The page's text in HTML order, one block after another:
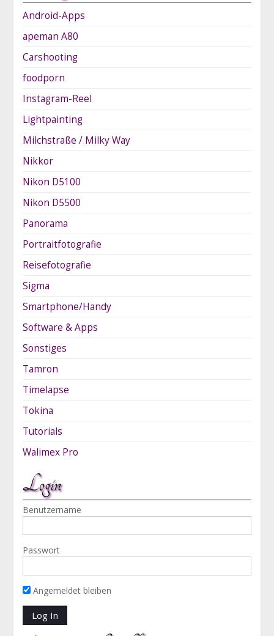
Android-Apps
apeman A80
Carshooting
foodporn
Instagram-Reel
Lightpainting
Milchstraße / Milky Way
Nikkor
Nikon D5100
Nikon D5500
Panorama
Portraitfotografie
Reisefotografie
Sigma
Smartphone/Handy
Software & Apps
Sonstiges
Tamron
Timelapse
Tokina
Tutorials
Walimex Pro
Login
Benutzername
Passwort
Angemeldet bleiben